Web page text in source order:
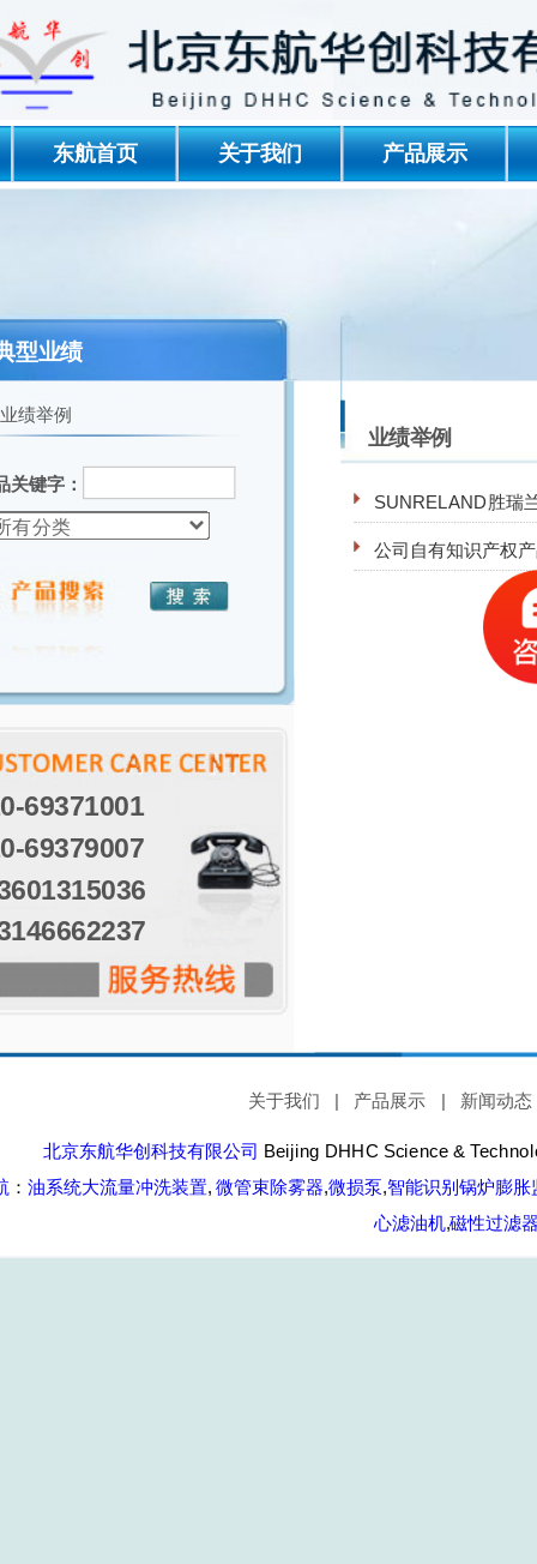
东航首页 关于我们 产品展示
型业绩
业绩举例
关键字：
69371001
69379007
业绩举例
SUNRELAND胜瑞
公司自有知识产权
关于我们 | 产品展示 | 新闻动态
北京东航华创科技有限公司 Beijing DHHC Science &
： 油系统大流量冲洗装置, 微管束除雾器,微损泵,智能识别锅炉膨胀
心滤油机,磁性过滤